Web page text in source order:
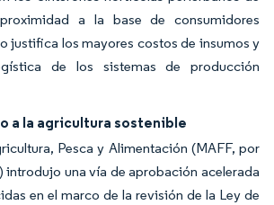
a la base de consumidores
justifica los mayores costos de insumos y
de los sistemas de producción
a la agricultura sostenible
Pesca y Alimentación (MAFF, por
introdujo una vía de aprobación acelerada
en el marco de la revisión de la Ley de